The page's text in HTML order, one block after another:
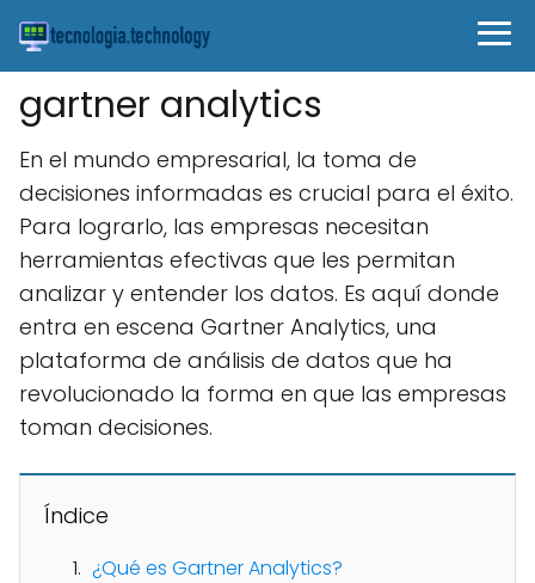
gartner analytics
En el mundo empresarial, la toma de
decisiones informadas es crucial para el éxito.
Para lograrlo, las empresas necesitan
herramientas efectivas que les permitan
analizar y entender los datos. Es aquí donde
entra en escena Gartner Analytics, una
plataforma de análisis de datos que ha
revolucionado la forma en que las empresas
toman decisiones.
Índice
¿Qué es Gartner Analytics?